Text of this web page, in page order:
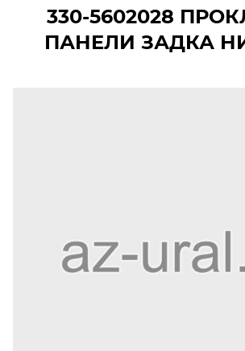
330-5602028
ПАНЕЛИ ЗАДКА